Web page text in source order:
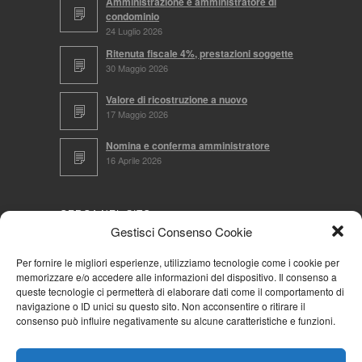
Gestisci Consenso Cookie
Per fornire le migliori esperienze, utilizziamo tecnologie come i cookie per
memorizzare e/o accedere alle informazioni del dispositivo. Il consenso a
queste tecnologie ci permetterà di elaborare dati come il comportamento di
navigazione o ID unici su questo sito. Non acconsentire o ritirare il
consenso può influire negativamente su alcune caratteristiche e funzioni.
condominio
24 Luglio 2026
Ritenuta fiscale 4%, prestazioni soggette
30 Maggio 2026
Valore di ricostruzione a nuovo
17 Maggio 2026
Nomina e conferma amministratore
16 Aprile 2026
CERCA NEL SITO
NAVIGA PER
Mappa completa
Cookie Policy (UE)